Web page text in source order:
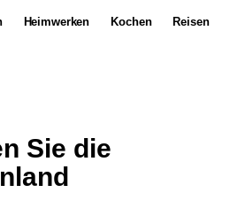
Heimwerken Kochen Reisen
Sie die